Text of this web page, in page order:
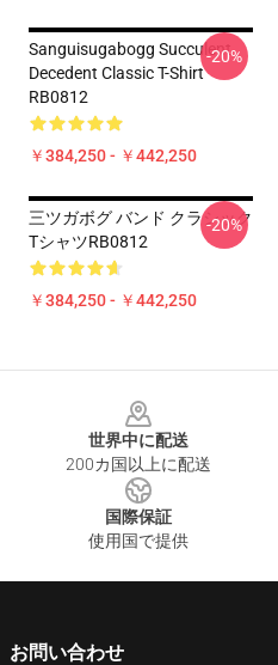
Sanguisugabogg Succulent
Decedent Classic T-Shirt
RB0812
￥384,250 - ￥442,250
-20%
三ツガボグ バンド クラシック
TシャツRB0812
￥384,250 - ￥442,250
-20%
世界中に配送
200カ国以上に配送
国際保証
使用国で提供
お問い合わせ